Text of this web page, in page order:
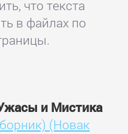
что текста
в файлах по
и Мистика
(Новак